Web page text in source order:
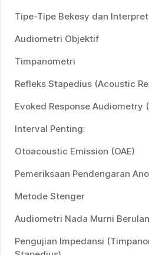
Tipe-Tipe Bekesy dan
Audiometri Objektif
Timpanometri
Refleks Stapedius (Acoustic
Evoked Response Audiometry
Interval Penting:
Otoacoustic Emission (OAE)
Pemeriksaan Pendengaran
Metode Stenger
Audiometri Nada Murni
Pengujian Impedansi